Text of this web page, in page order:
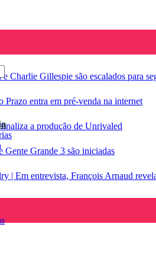
e Charlie Gillespie são escalados para
Prazo entra em pré-venda na internet
a produção de Unrivaled
Gente Grande 3 são iniciadas
| Em entrevista, François Arnaud